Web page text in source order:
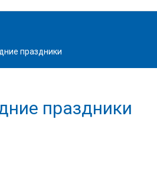
праздники
праздники